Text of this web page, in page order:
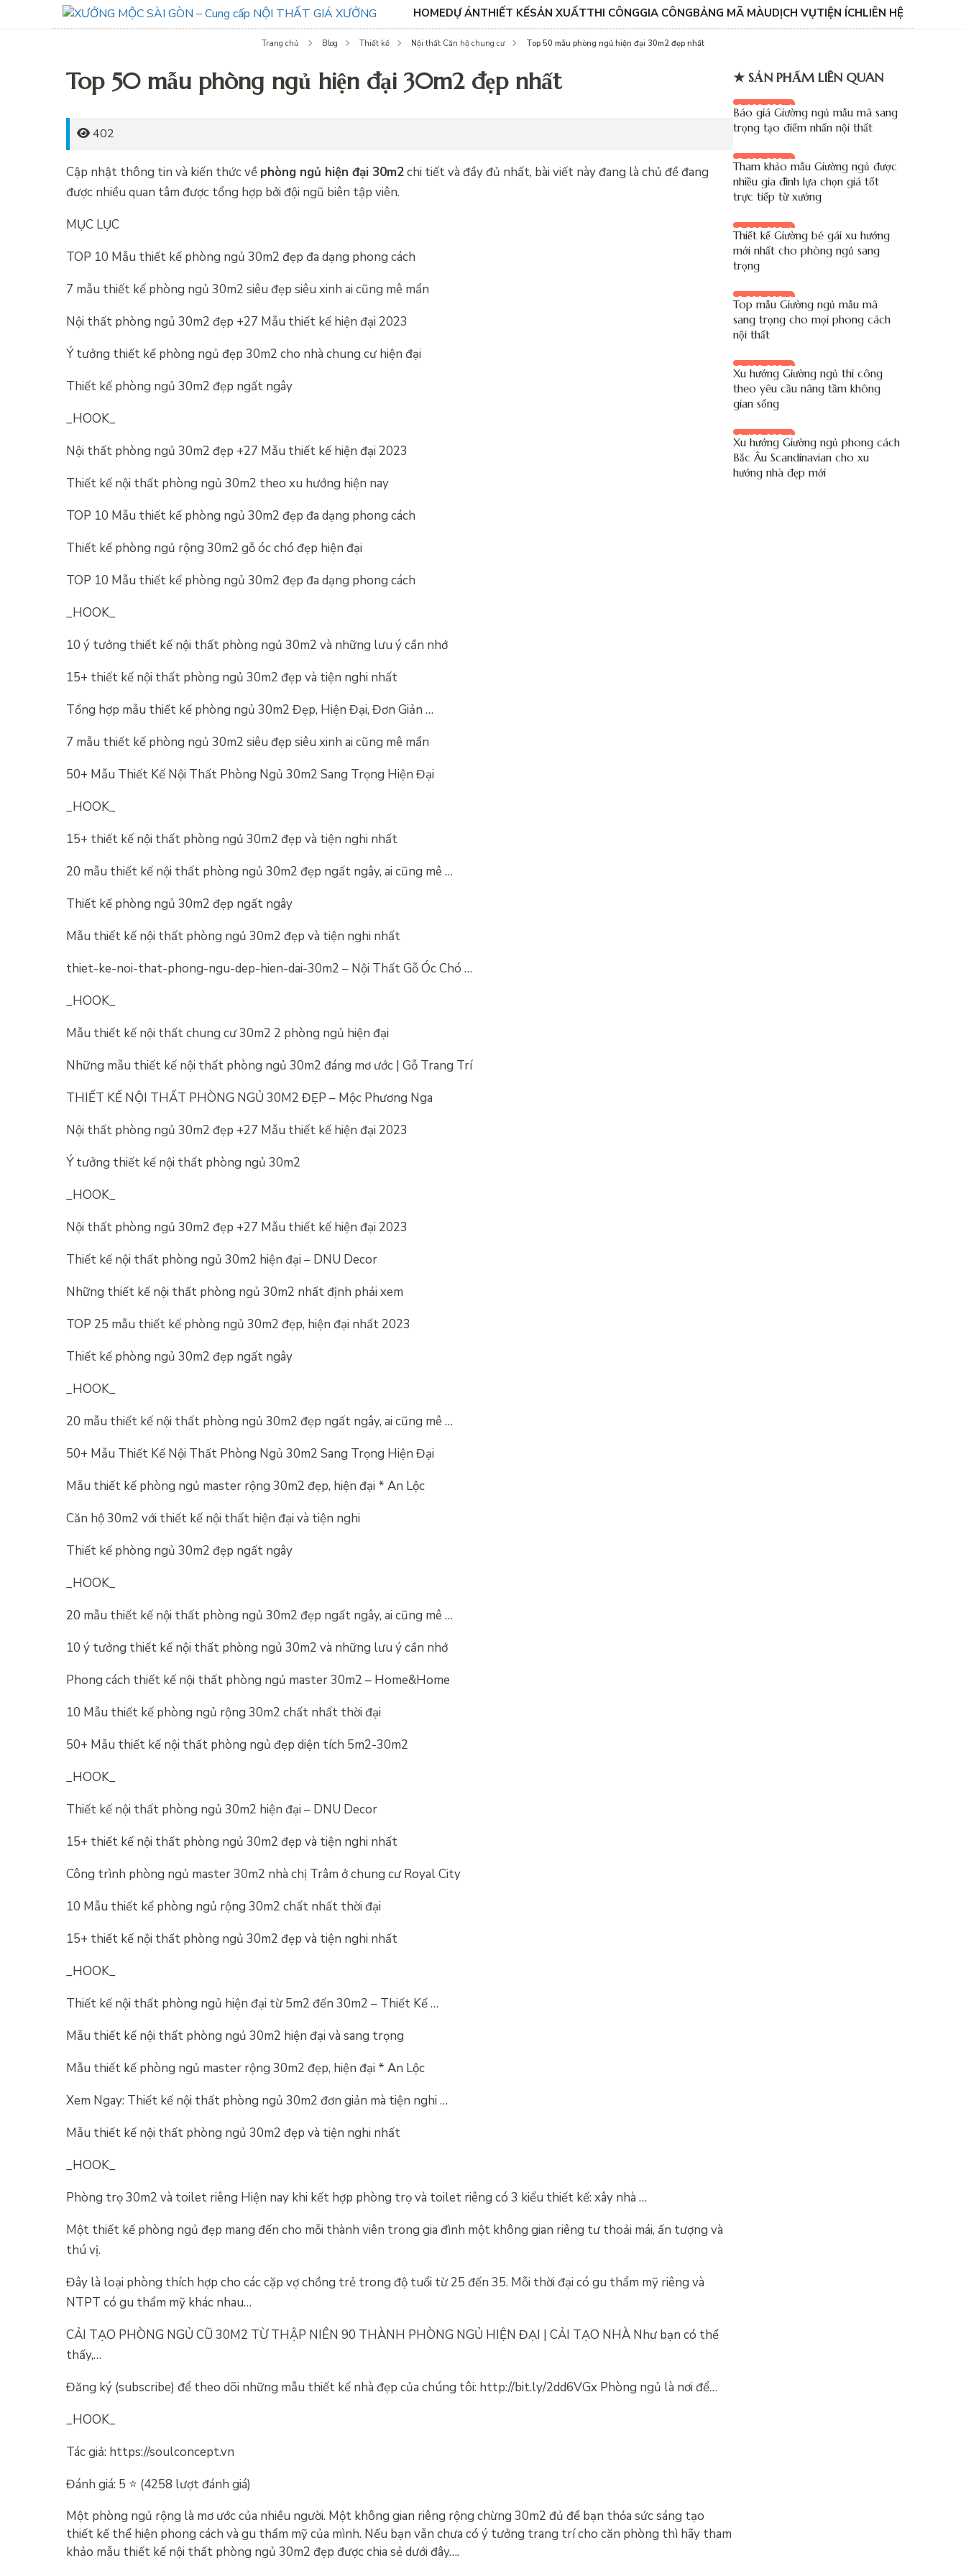
HOMEDỰ ÁNTHIẾT KẾSẢN XUẤTTHI CÔNGGIA CÔNGBẢNG MÃ MÀUDỊCH VỤTIỆN ÍCHLIÊN HỆ
Trang chủ Blog Thiết kế Nội thất Căn hộ chung cư Top 50 mẫu phòng ngủ hiện đại 30m2 đẹp nhất
Top 50 mẫu phòng ngủ hiện đại 30m2 đẹp nhất
402
Cập nhật thông tin và kiến thức về phòng ngủ hiện đại 30m2chi tiết và đầy đủ nhất, bài viết này đang là chủ đề đang
được nhiều quan tâm được tổng hợp bởi đội ngũ biên tập viên.
MỤC LỤC
TOP 10 Mẫu thiết kế phòng ngủ 30m2 đẹp đa dạng phong cách
7 mẫu thiết kế phòng ngủ 30m2 siêu đẹp siêu xinh ai cũng mê mẩn
Nội thất phòng ngủ 30m2 đẹp +27 Mẫu thiết kế hiện đại 2023
Ý tưởng thiết kế phòng ngủ đẹp 30m2 cho nhà chung cư hiện đại
Thiết kế phòng ngủ 30m2 đẹp ngất ngây
_HOOK_
Nội thất phòng ngủ 30m2 đẹp +27 Mẫu thiết kế hiện đại 2023
Thiết kế nội thất phòng ngủ 30m2 theo xu hướng hiện nay
TOP 10 Mẫu thiết kế phòng ngủ 30m2 đẹp đa dạng phong cách
Thiết kế phòng ngủ rộng 30m2 gỗ óc chó đẹp hiện đại
TOP 10 Mẫu thiết kế phòng ngủ 30m2 đẹp đa dạng phong cách
_HOOK_
10 ý tưởng thiết kế nội thất phòng ngủ 30m2 và những lưu ý cần nhớ
15+ thiết kế nội thất phòng ngủ 30m2 đẹp và tiện nghi nhất
Tổng hợp mẫu thiết kế phòng ngủ 30m2 Đẹp, Hiện Đại, Đơn Giản …
7 mẫu thiết kế phòng ngủ 30m2 siêu đẹp siêu xinh ai cũng mê mẩn
50+ Mẫu Thiết Kế Nội Thất Phòng Ngủ 30m2 Sang Trọng Hiện Đại
_HOOK_
15+ thiết kế nội thất phòng ngủ 30m2 đẹp và tiện nghi nhất
20 mẫu thiết kế nội thất phòng ngủ 30m2 đẹp ngất ngây, ai cũng mê …
Thiết kế phòng ngủ 30m2 đẹp ngất ngây
Mẫu thiết kế nội thất phòng ngủ 30m2 đẹp và tiện nghi nhất
thiet-ke-noi-that-phong-ngu-dep-hien-dai-30m2 – Nội Thất Gỗ Óc Chó …
_HOOK_
Mẫu thiết kế nội thất chung cư 30m2 2 phòng ngủ hiện đại
Những mẫu thiết kế nội thất phòng ngủ 30m2 đáng mơ ước | Gỗ Trang Trí
THIẾT KẾ NỘI THẤT PHÒNG NGỦ 30M2 ĐẸP – Mộc Phương Nga
Nội thất phòng ngủ 30m2 đẹp +27 Mẫu thiết kế hiện đại 2023
Ý tưởng thiết kế nội thất phòng ngủ 30m2
_HOOK_
Nội thất phòng ngủ 30m2 đẹp +27 Mẫu thiết kế hiện đại 2023
Thiết kế nội thất phòng ngủ 30m2 hiện đại – DNU Decor
Những thiết kế nội thất phòng ngủ 30m2 nhất định phải xem
TOP 25 mẫu thiết kế phòng ngủ 30m2 đẹp, hiện đại nhất 2023
Thiết kế phòng ngủ 30m2 đẹp ngất ngây
_HOOK_
20 mẫu thiết kế nội thất phòng ngủ 30m2 đẹp ngất ngây, ai cũng mê …
50+ Mẫu Thiết Kế Nội Thất Phòng Ngủ 30m2 Sang Trọng Hiện Đại
Mẫu thiết kế phòng ngủ master rộng 30m2 đẹp, hiện đại * An Lộc
Căn hộ 30m2 với thiết kế nội thất hiện đại và tiện nghi
Thiết kế phòng ngủ 30m2 đẹp ngất ngây
_HOOK_
20 mẫu thiết kế nội thất phòng ngủ 30m2 đẹp ngất ngây, ai cũng mê …
10 ý tưởng thiết kế nội thất phòng ngủ 30m2 và những lưu ý cần nhớ
Phong cách thiết kế nội thất phòng ngủ master 30m2 – Home&Home
10 Mẫu thiết kế phòng ngủ rộng 30m2 chất nhất thời đại
50+ Mẫu thiết kế nội thất phòng ngủ đẹp diện tích 5m2-30m2
_HOOK_
Thiết kế nội thất phòng ngủ 30m2 hiện đại – DNU Decor
15+ thiết kế nội thất phòng ngủ 30m2 đẹp và tiện nghi nhất
Công trình phòng ngủ master 30m2 nhà chị Trâm ở chung cư Royal City
10 Mẫu thiết kế phòng ngủ rộng 30m2 chất nhất thời đại
15+ thiết kế nội thất phòng ngủ 30m2 đẹp và tiện nghi nhất
_HOOK_
Thiết kế nội thất phòng ngủ hiện đại từ 5m2 đến 30m2 – Thiết Kế …
Mẫu thiết kế nội thất phòng ngủ 30m2 hiện đại và sang trọng
Mẫu thiết kế phòng ngủ master rộng 30m2 đẹp, hiện đại * An Lộc
Xem Ngay: Thiết kế nội thất phòng ngủ 30m2 đơn giản mà tiện nghi …
Mẫu thiết kế nội thất phòng ngủ 30m2 đẹp và tiện nghi nhất
_HOOK_
Phòng trọ 30m2 và toilet riêng Hiện nay khi kết hợp phòng trọ và toilet riêng có 3 kiểu thiết kế: xây nhà …
Một thiết kế phòng ngủ đẹp mang đến cho mỗi thành viên trong gia đình một không gian riêng tư thoải mái, ấn tượng và
thú vị.
Đây là loại phòng thích hợp cho các cặp vợ chồng trẻ trong độ tuổi từ 25 đến 35. Mỗi thời đại có gu thẩm mỹ riêng và
NTPT có gu thẩm mỹ khác nhau…
CẢI TẠO PHÒNG NGỦ CŨ 30M2 TỪ THẬP NIÊN 90 THÀNH PHÒNG NGỦ HIỆN ĐẠI | CẢI TẠO NHÀ Như bạn có thể
thấy,…
Đăng ký (subscribe) để theo dõi những mẫu thiết kế nhà đẹp của chúng tôi: http://bit.ly/2dd6VGx Phòng ngủ là nơi để…
_HOOK_
Tác giả: https://soulconcept.vn
Đánh giá: 5 ⭐ (4258 lượt đánh giá)
Một phòng ngủ rộng là mơ ước của nhiều người. Một không gian riêng rộng chừng 30m2 đủ để bạn thỏa sức sáng tạo
thiết kế thể hiện phong cách và gu thẩm mỹ của mình. Nếu bạn vẫn chưa có ý tưởng trang trí cho căn phòng thì hãy tham
khảo mẫu thiết kế nội thất phòng ngủ 30m2 đẹp được chia sẻ dưới đây….
★ SẢN PHẨM LIÊN QUAN
9.100.000 đ
Báo giá Giường ngủ mẫu mã sang
trọng tạo điểm nhấn nội thất
8.100.000 đ
Tham khảo mẫu Giường ngủ được
nhiều gia đình lựa chọn giá tốt
trực tiếp từ xưởng
8.900.000 đ
Thiết kế Giường bé gái xu hướng
mới nhất cho phòng ngủ sang
trọng
8.200.000 đ
Top mẫu Giường ngủ mẫu mã
sang trọng cho mọi phong cách
nội thất
8.100.000 đ
Xu hướng Giường ngủ thi công
theo yêu cầu nâng tầm không
gian sống
8.400.000 đ
Xu hướng Giường ngủ phong cách
Bắc Âu Scandinavian cho xu
hướng nhà đẹp mới